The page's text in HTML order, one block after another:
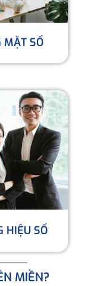
MẶT SỐ
HIỆU SỐ
MIỀN?